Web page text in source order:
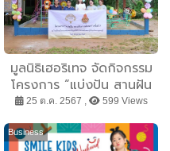
มูลนิธิเฮอริเทจ จัดกิจกรรม
โครงการ “แบ่งปัน สานฝัน
การศึกษา” ครั้งที่ 7 ณ
จังหวัดกาญจนบุรี
25 ต.ค. 2567 , 599 Views
Business